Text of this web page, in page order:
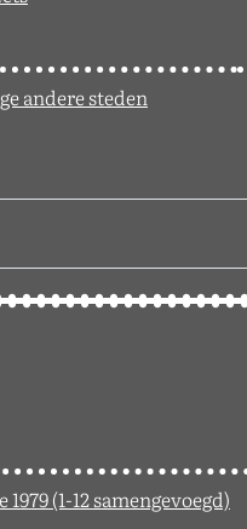
andere steden
(1-12 samengevoegd)